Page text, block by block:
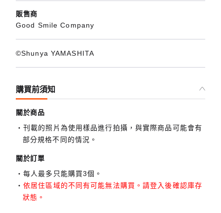
販售商
Good Smile Company
©Shunya YAMASHITA
購買前須知
關於商品
刊載的照片為使用樣品進行拍攝，與實際商品可能會有
部分規格不同的情況。
關於訂單
每人最多只能購買3個。
依居住區域的不同有可能無法購買。請登入後確認庫存
狀態。